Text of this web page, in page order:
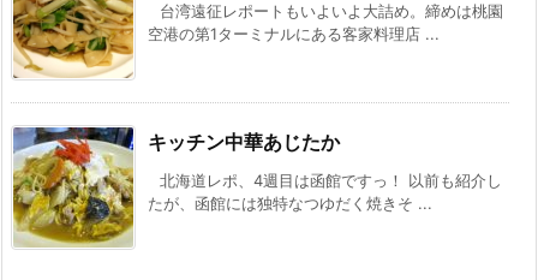
台湾遠征レポートもいよいよ大詰め。締めは桃園
空港の第1ターミナルにある客家料理店 ...
キッチン中華あじたか
北海道レポ、4週目は函館ですっ！ 以前も紹介し
たが、函館には独特なつゆだく焼きそ ...